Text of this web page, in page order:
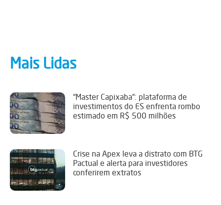
Mais Lidas
“Master Capixaba”: plataforma de
investimentos do ES enfrenta rombo
estimado em R$ 500 milhões
Crise na Apex leva a distrato com BTG
Pactual e alerta para investidores
conferirem extratos